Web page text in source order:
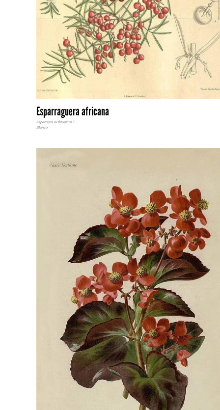
Esparraguera africana
Asparagus aethiopicus L.
Blanco